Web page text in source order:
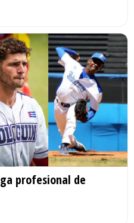
profesional de